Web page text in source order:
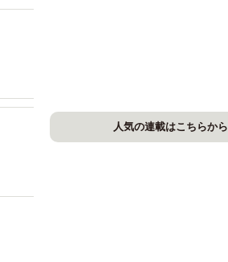
人気の連載はこちらから